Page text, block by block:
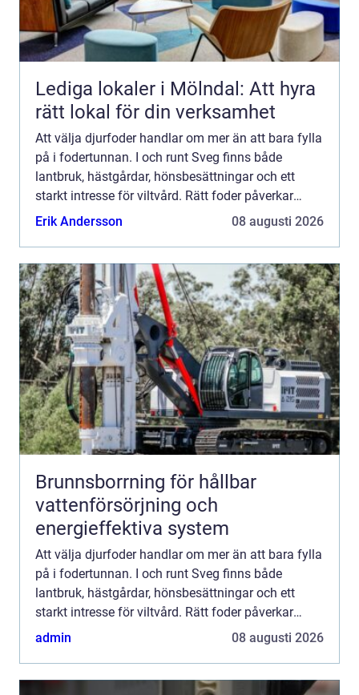
Lediga lokaler i Mölndal: Att hyra
rätt lokal för din verksamhet
Att välja djurfoder handlar om mer än att bara fylla
på i fodertunnan. I och runt Sveg finns både
lantbruk, hästgårdar, hönsbesättningar och ett
starkt intresse för viltvård. Rätt foder påverkar
djurens hälsa, produktion, beteende och hur de
Erik Andersson 08 augusti 2026
Brunnsborrning för hållbar
vattenförsörjning och
energieffektiva system
Att välja djurfoder handlar om mer än att bara fylla
på i fodertunnan. I och runt Sveg finns både
lantbruk, hästgårdar, hönsbesättningar och ett
starkt intresse för viltvård. Rätt foder påverkar
djurens hälsa, produktion, beteende och hur de
admin 08 augusti 2026